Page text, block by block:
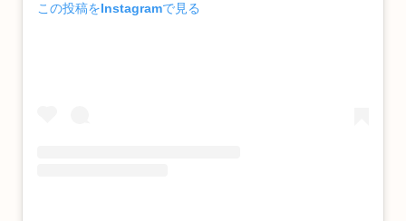
この投稿をInstagramで見る